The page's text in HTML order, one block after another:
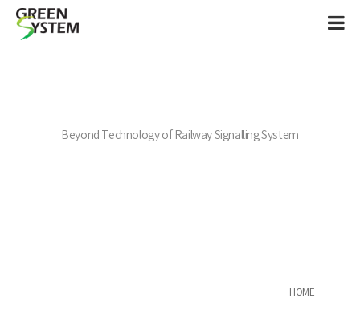
Beyond Technology of Railway Signalling System
HOME